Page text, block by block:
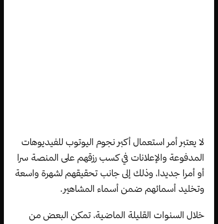
لا يعتبر أمر استعمال أكبر نجوم اليوتوب للفيديوهات
المدفوعة والإعلانات في كسب رزقهم على المنصة سرا
أو أمرا جديدا، وذلك إلى جانب تحقيقهم لشهرة واسعة
وتخليد أسمائهم ضمن أسماء المشاهير.
خلال السنوات القليلة الماضية، تمكن البعض من